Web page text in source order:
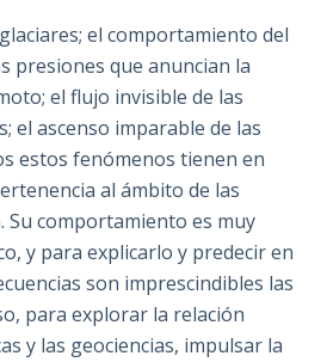
el comportamiento del
presiones que anuncian la
el flujo invisible de las
el ascenso imparable de las
estos fenómenos tienen en
al ámbito de las
Su comportamiento es muy
y para explicarlo y predecir en
son imprescindibles las
para explorar la relación
y las geociencias, impulsar la